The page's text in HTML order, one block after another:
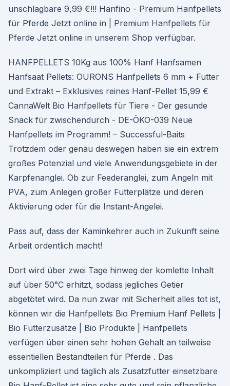
unschlagbare 9,99 €!!! Hanfino - Premium Hanfpellets
für Pferde Jetzt online in | Premium Hanfpellets für
Pferde Jetzt online in unserem Shop verfügbar.
HANFPELLETS 10Kg aus 100% Hanf Hanfsamen
Hanfsaat Pellets: OURONS Hanfpellets 6 mm + Futter
und Extrakt – Exklusives reines Hanf-Pellet 15,99 €
CannaWelt Bio Hanfpellets für Tiere - Der gesunde
Snack für zwischendurch - DE-ÖKO-039 Neue
Hanfpellets im Programm! – Successful-Baits
Trotzdem oder genau deswegen haben sie ein extrem
großes Potenzial und viele Anwendungsgebiete in der
Karpfenanglei. Ob zur Feederanglei, zum Angeln mit
PVA, zum Anlegen großer Futterplätze und deren
Aktivierung oder für die Instant-Angelei.
Pass auf, dass der Kaminkehrer auch in Zukunft seine
Arbeit ordentlich macht!
Dort wird über zwei Tage hinweg der komlette Inhalt
auf über 50°C erhitzt, sodass jegliches Getier
abgetötet wird. Da nun zwar mit Sicherheit alles tot ist,
können wir die Hanfpellets Bio Premium Hanf Pellets |
Bio Futterzusätze | Bio Produkte | Hanfpellets
verfügen über einen sehr hohen Gehalt an teilweise
essentiellen Bestandteilen für Pferde . Das
unkompliziert und täglich als Zusatzfutter einsetzbare